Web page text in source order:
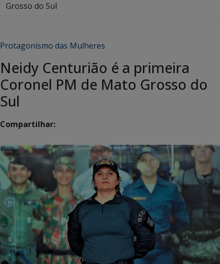
Grosso do Sul
Protagonismo das Mulheres
Neidy Centurião é a primeira
Coronel PM de Mato Grosso do
Sul
Compartilhar: